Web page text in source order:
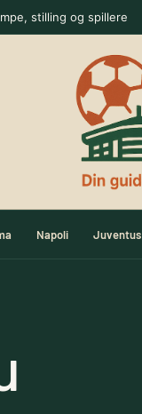
stilling og spillere
Napoli Juventus